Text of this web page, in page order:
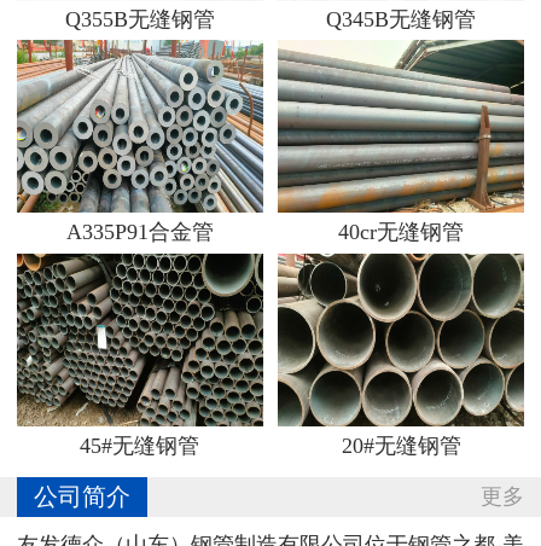
Q355B无缝钢管 Q345B无缝钢管
A335P91合金管 40cr无缝钢管
45#无缝钢管 20#无缝钢管
更多
公司简介